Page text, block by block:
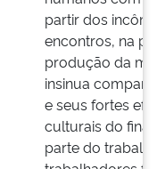
partir dos
encontros, na
produção da
insinua
e seus fortes
culturais do
parte do